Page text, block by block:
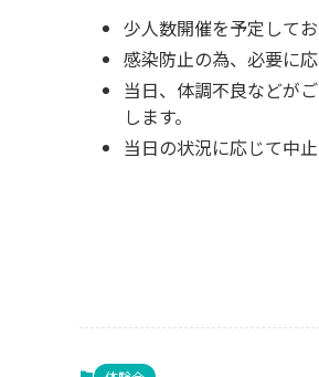
少人数開催を予定してお
感染防止の為、必要に
当日、体調不良などが
します。
当日の状況に応じて中